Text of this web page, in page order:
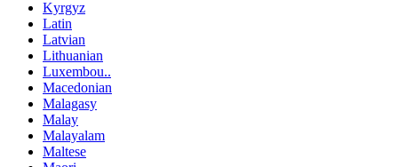
Kyrgyz
Latin
Latvian
Lithuanian
Luxembou..
Macedonian
Malagasy
Malay
Malayalam
Maltese